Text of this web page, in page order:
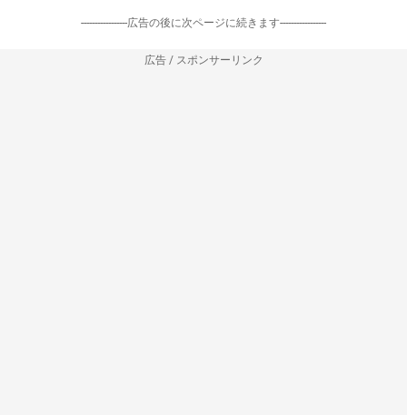
-----------------広告の後に次ページに続きます-----------------
広告 / スポンサーリンク